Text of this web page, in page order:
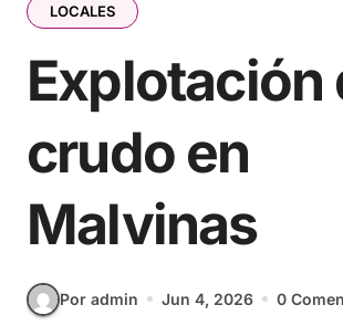
LOCALES
Explotación
crudo en
Malvinas
Por admin Jun 4, 2026 0